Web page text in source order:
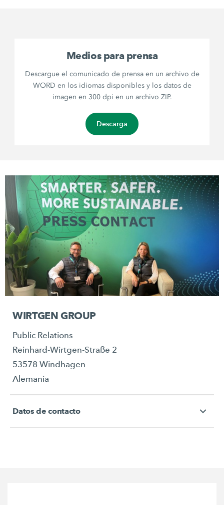
Medios para prensa
Descargue el comunicado de prensa en un archivo de
WORD en los idiomas disponibles y los datos de
imagen en 300 dpi en un archivo ZIP.
Descarga
WIRTGEN GROUP
Public Relations
Reinhard-Wirtgen-Straße 2
53578 Windhagen
Alemania
Datos de contacto